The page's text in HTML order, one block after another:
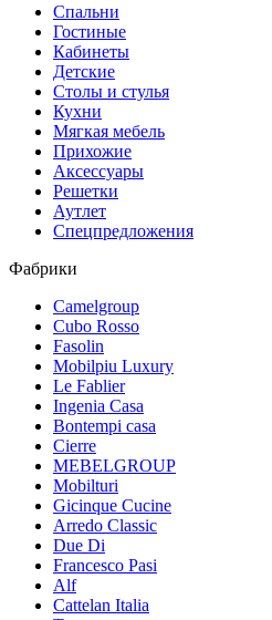
Спальни
Гостиные
Кабинеты
Детские
Столы и стулья
Кухни
Мягкая мебель
Прихожие
Аксессуары
Решетки
Аутлет
Спецпредложения
Фабрики
Camelgroup
Cubo Rosso
Fasolin
Mobilpiu Luxury
Le Fablier
Ingenia Casa
Bontempi casa
Cierre
MEBELGROUP
Mobilturi
Gicinque Cucine
Arredo Classic
Due Di
Francesco Pasi
Alf
Cattelan Italia